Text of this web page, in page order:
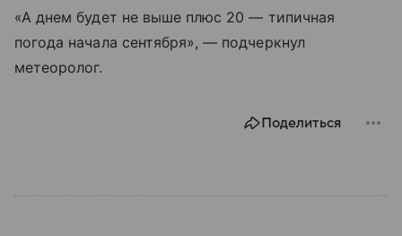
«А днем будет не выше плюс 20 — типичная
погода начала сентября», — подчеркнул
метеоролог.
Поделиться